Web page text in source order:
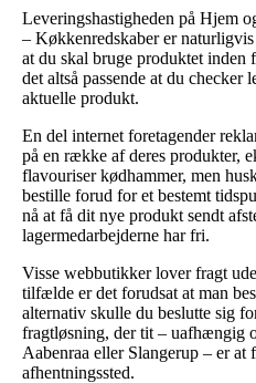
Leveringshastigheden på Hjem
– Køkkenredskaber er
at du skal bruge produktet inden
det altså passende at du checker
aktuelle produkt.
En del internet foretagender
på en række af deres produkter,
flavouriser kødhammer, men
bestille forud for et bestemt
nå at få dit nye produkt sendt
lagermedarbejderne har fri.
Visse webbutikker lover fragt
tilfælde er det forudsat at man
alternativ skulle du beslutte sig
fragtløsning, der tit – uafhængig
Aabenraa eller Slangerup – er at
afhentningssted.